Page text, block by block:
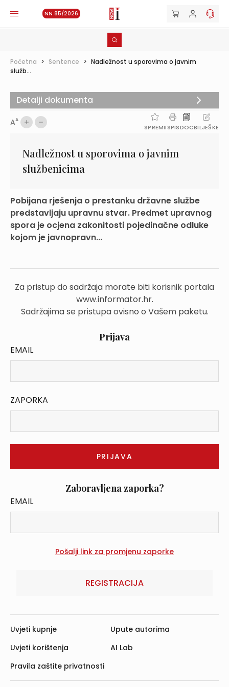
NN 85/2026
Početna > Sentence > Nadležnost u sporovima o javnim
služb...
AA
SPREMIISPISDOCBILJEŠKE
Nadležnost u sporovima o javnim
službenicima
Pobijana rješenja o prestanku državne službe
predstavljaju upravnu stvar. Predmet upravnog
spora je ocjena zakonitosti pojedinačne odluke
kojom je javnopravn...
Za pristup do sadržaja morate biti korisnik portala
www.informator.hr.
Sadržajima se pristupa ovisno o Vašem paketu.
Prijava
EMAIL
ZAPORKA
Zaboravljena zaporka?
EMAIL
REGISTRACIJA
Detalji dokumenta
Uvjeti kupnje
Uvjeti korištenja
Pravila zaštite privatnosti
Upute autorima
AI Lab